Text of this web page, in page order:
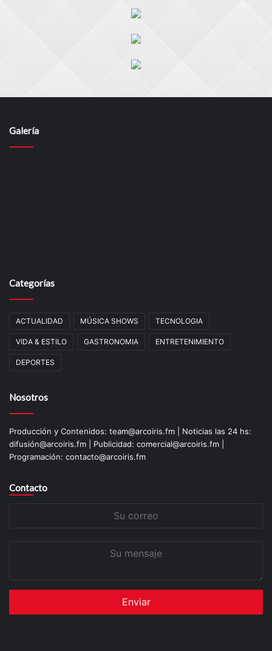
Galería
Categorías
ACTUALIDAD MÚSICA SHOWS TECNOLOGIA
VIDA & ESTILO GASTRONOMIA ENTRETENIMIENTO
DEPORTES
Nosotros
Producción y Contenidos: team@arcoiris.fm | Noticias las 24 hs:
difusión@arcoiris.fm | Publicidad: comercial@arcoiris.fm |
Programación: contacto@arcoiris.fm
Contacto